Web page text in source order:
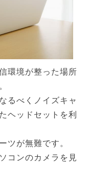
環境が整った場所
るべくノイズキャ
ヘッドセットを利
ツが無難です。
コンのカメラを見